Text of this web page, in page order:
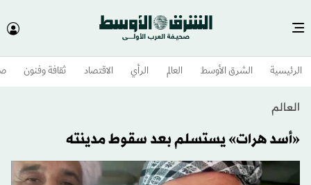
الرئيسية الشرق الأوسط​ العالم الرأي الاقتصاد ثقافة وفنون
العالم
«أسد هرات» يستسلم بعد سقوط مدينته